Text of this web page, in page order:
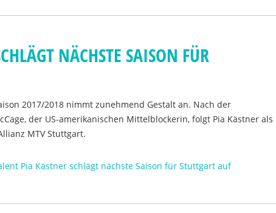
NÄCHSTE SAISON FÜR
2017/2018 nimmt zunehmend Gestalt an. Nach der
der US-amerikanischen Mittelblockerin, folgt Pia Kästner als
MTV Stuttgart.
Pia Kästner schlägt nächste Saison für Stuttgart auf